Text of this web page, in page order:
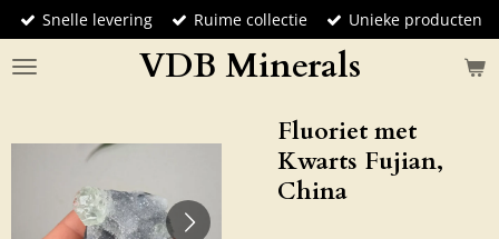
Ga
direct
naar
VDB Minerals
Snelle levering Ruime collectie Unieke producten
Fluoriet met
Kwarts Fujian,
China